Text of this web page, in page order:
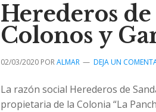
Alonso
Herederos
Colonos y
02/03/2020 PORALMAR DEJA UN
La razón social Herederos de
propietaria de la Colonia “La